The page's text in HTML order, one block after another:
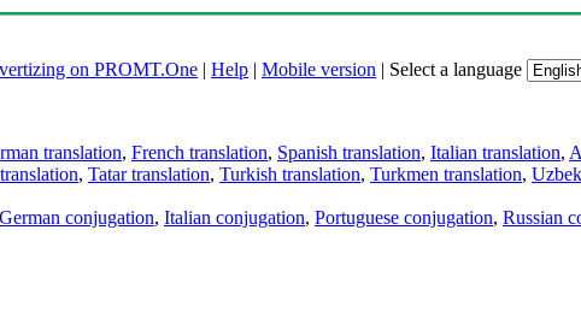
on PROMT.One | Help | Mobile version | Select a language
translation, French translation, Spanish translation, Italian translation,
, Tatar translation, Turkish translation, Turkmen translation,
German conjugation, Italian conjugation, Portuguese conjugation, Russian